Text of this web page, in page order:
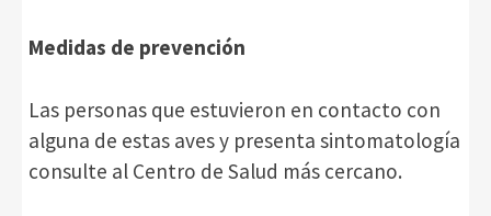
Medidas de prevención
Las personas que estuvieron en contacto con
alguna de estas aves y presenta sintomatología
consulte al Centro de Salud más cercano.